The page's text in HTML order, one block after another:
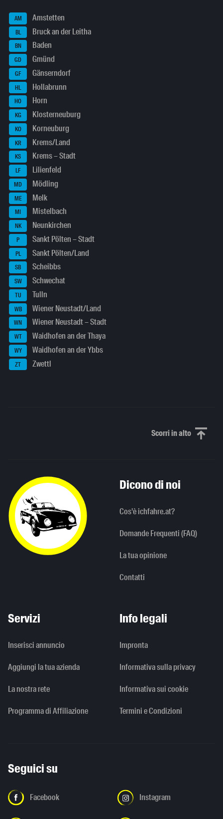
AM Amstetten
BL Bruck an der Leitha
BN Baden
GD Gmünd
GF Gänserndorf
HL Hollabrunn
HO Horn
KG Klosterneuburg
KO Korneuburg
KR Krems/Land
KS Krems – Stadt
LF Lilienfeld
MD Mödling
ME Melk
MI Mistelbach
NK Neunkirchen
P Sankt Pölten – Stadt
PL Sankt Pölten/Land
SB Scheibbs
SW Schwechat
TU Tulln
WB Wiener Neustadt/Land
WN Wiener Neustadt – Stadt
WT Waidhofen an der Thaya
WY Waidhofen an der Ybbs
ZT Zwettl
Scorri in altoScorri in alto
Dicono di noi
Cos'è ichfahre.at?
Domande Frequenti (FAQ)
La tua opinione
Contatti
Servizi
Inserisci annuncio
Aggiungi la tua azienda
La nostra rete
Programma di Affiliazione
Info legali
Impronta
Informativa sulla privacy
Informativa sui cookie
Termini e Condizioni
Seguici su
Facebook Instagram